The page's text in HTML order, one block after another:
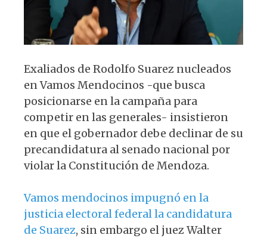
Exaliados de Rodolfo Suarez nucleados
en Vamos Mendocinos -que busca
posicionarse en la campaña para
competir en las generales- insistieron
en que el gobernador debe declinar de su
precandidatura al senado nacional por
violar la Constitución de Mendoza.
Vamos mendocinos impugnó en la
justicia electoral federal la candidatura
de Suarez, sin embargo el juez Walter